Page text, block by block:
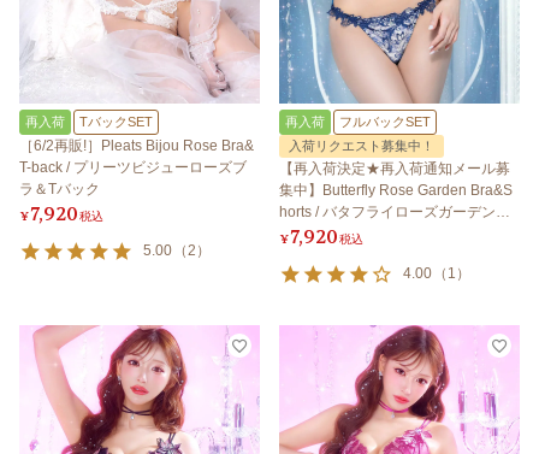
再入荷 TバックSET
［6/2再販!］Pleats Bijou Rose Bra&
T-back / プリーツビジューローズブ
ラ＆Tバック
¥7,920税込
5.00 （2 ）
再入荷
フルバックSET
入荷リクエスト募集中！
【再入荷決定★再入荷通知メール募
集中】Butterfly Rose Garden Bra&S
horts / バタフライローズガーデンブ
ラ＆ショーツ
¥7,920税込
4.00 （ 1 ）